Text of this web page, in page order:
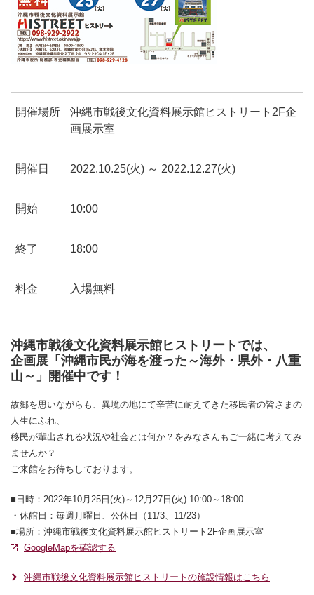
開催場所
沖縄市戦後文化資料展示館ヒストリート2F企
画展示室
開催日 2022.10.25(火) ～ 2022.12.27(火)
開始 10:00
終了 18:00
料金 入場無料
沖縄市戦後文化資料展示館ヒストリートでは、
企画展「沖縄市民が海を渡った～海外・県外・八重
山～」開催中です！
故郷を思いながらも、異境の地にて辛苦に耐えてきた移民者の皆さまの
人生にふれ、
移民が輩出される状況や社会とは何か？をみなさんもご一緒に考えてみ
ませんか？
ご来館をお待ちしております。
■日時：2022年10月25日(火)～12月27日(火) 10:00～18:00
・休館日：毎週月曜日、公休日（11/3、11/23）
■場所：沖縄市戦後文化資料展示館ヒストリート2F企画展示室
GoogleMapを確認する
別ウィンドウで開きます
沖縄市戦後文化資料展示館ヒストリートの施設情報はこちら